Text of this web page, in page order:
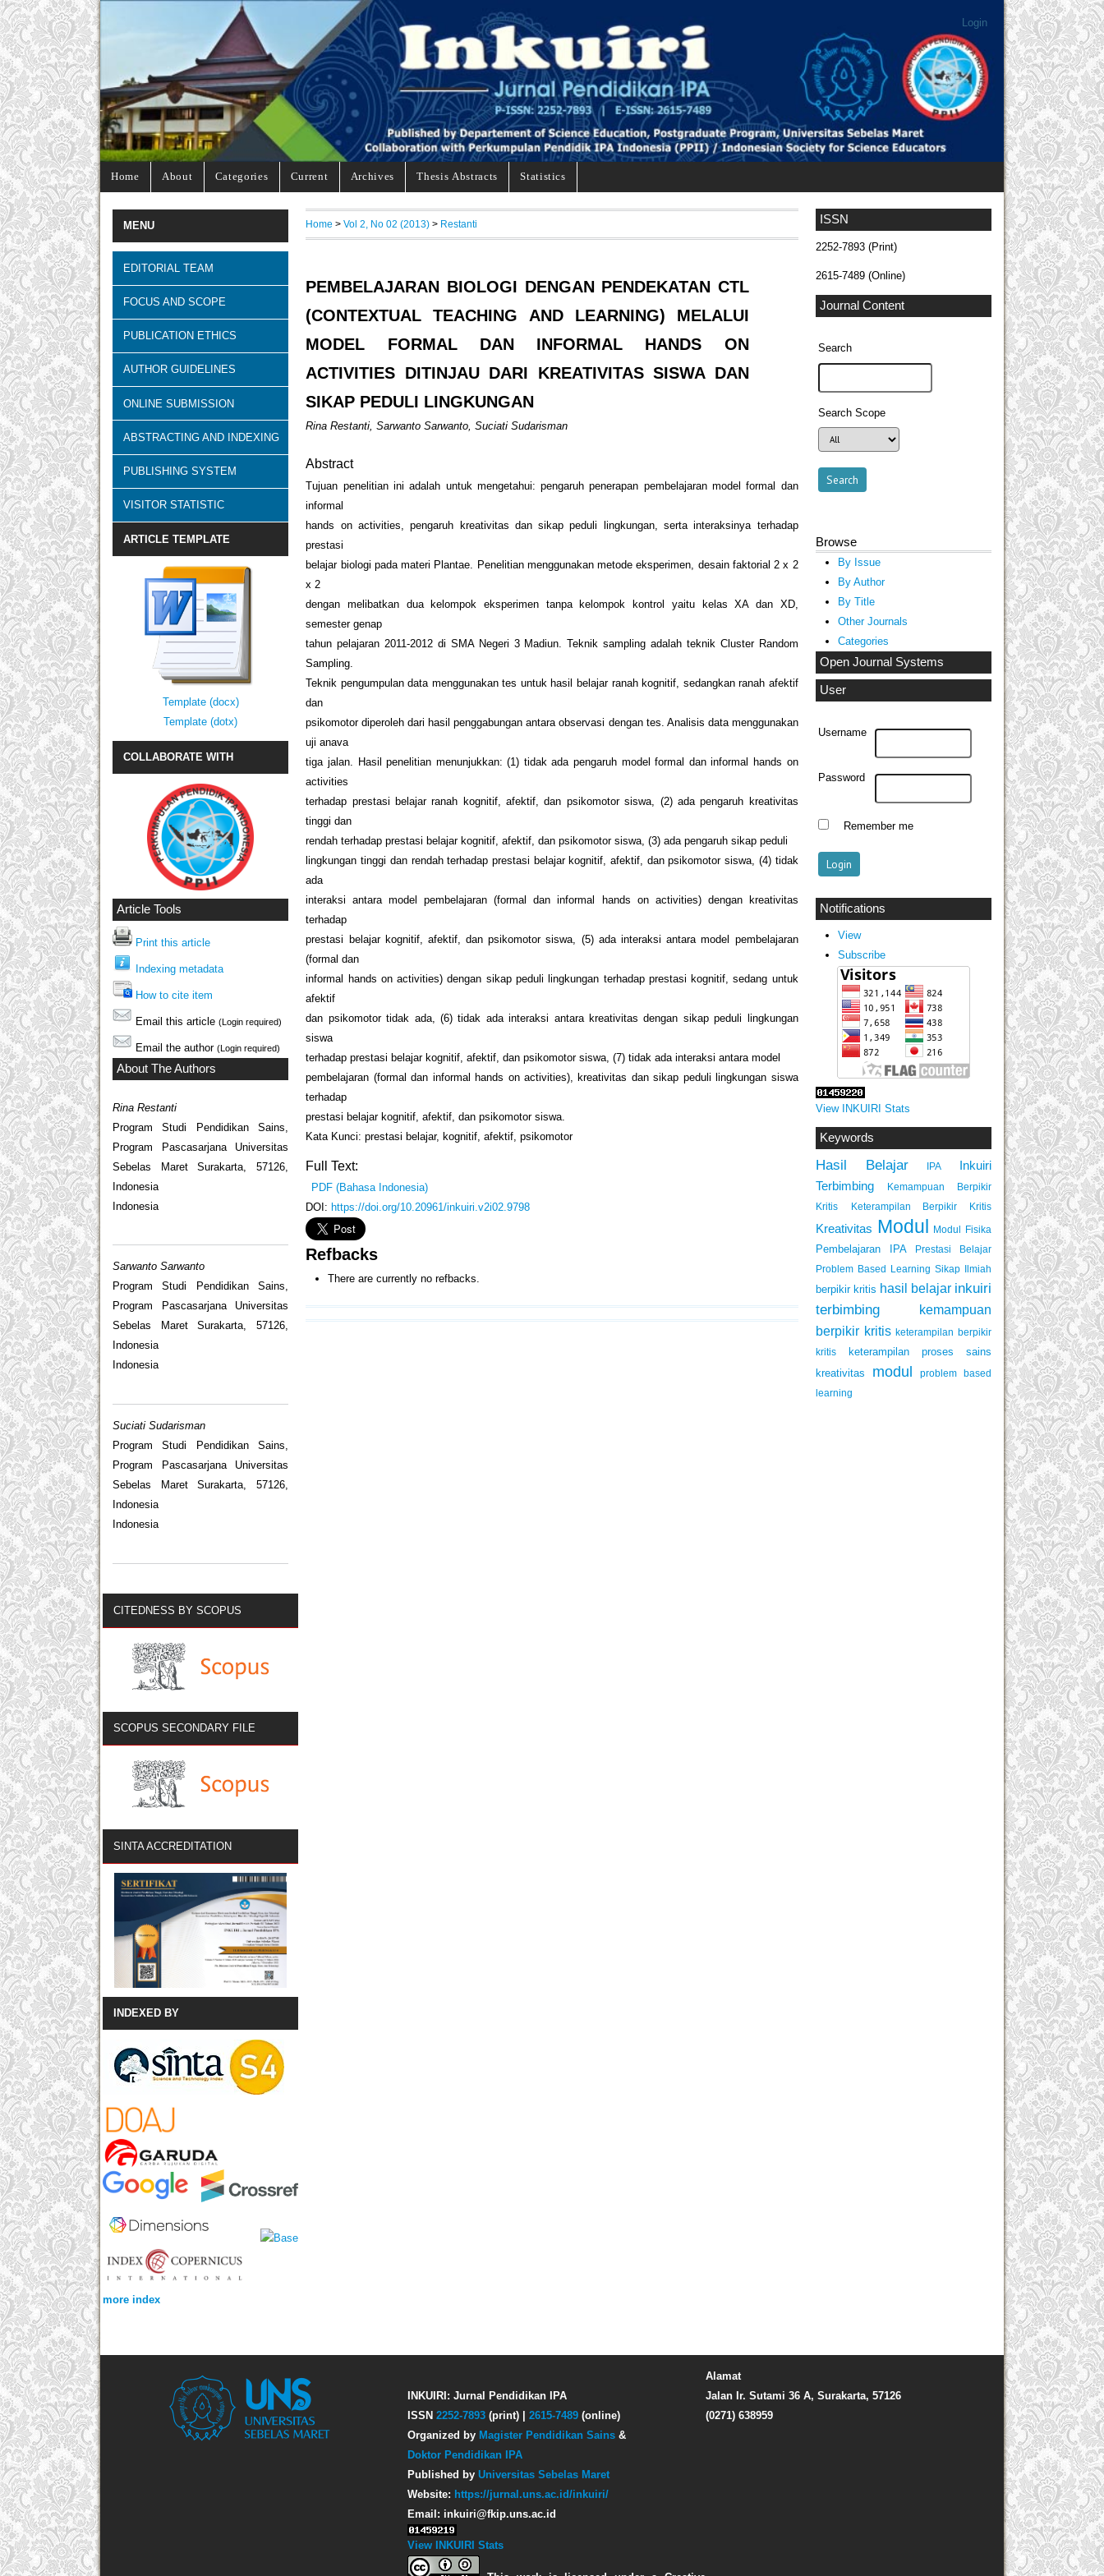
Login
Home About Categories Current Archives Thesis Abstracts Statistics
ISSN
2252-7893 (Print)
2615-7489 (Online)
Journal Content
Search
Search Scope
Browse
By Issue
By Author
By Title
Other Journals
Categories
Open Journal Systems
User
Username
Password
Remember me
Notifications
View
Subscribe
View INKUIRI Stats
Keywords
Hasil Belajar IPA
Inkuiri
Terbimbing
Kemampuan Berpikir
Kritis
Keterampilan Berpikir Kritis
Kreativitas Modul Modul Fisika
Pembelajaran IPA
Prestasi Belajar
Problem Based Learning Sikap Ilmiah
berpikir kritis hasil belajar inkuiri
terbimbing
kemampuan
berpikir kritis keterampilan berpikir
kritis
keterampilan proses sains
kreativitas
modul
problem based
learning
MENU
EDITORIAL TEAM
FOCUS AND SCOPE
PUBLICATION ETHICS
AUTHOR GUIDELINES
ONLINE SUBMISSION
ABSTRACTING AND INDEXING
PUBLISHING SYSTEM
VISITOR STATISTIC
ARTICLE TEMPLATE
Template (docx)
Template (dotx)
COLLABORATE WITH
Article Tools
Print this article
Indexing metadata
How to cite item
Email this article (Login required)
Email the author (Login required)
About The Authors
Rina Restanti
Program Studi Pendidikan Sains,
Program Pascasarjana Universitas
Sebelas Maret Surakarta, 57126,
Indonesia
Indonesia
Sarwanto Sarwanto
Program Studi Pendidikan Sains,
Program Pascasarjana Universitas
Sebelas Maret Surakarta, 57126,
Indonesia
Indonesia
Suciati Sudarisman
Program Studi Pendidikan Sains,
Program Pascasarjana Universitas
Sebelas Maret Surakarta, 57126,
Indonesia
Indonesia
CITEDNESS BY SCOPUS
SCOPUS SECONDARY FILE
SINTA ACCREDITATION
INDEXED BY
more index
Home >Vol 2, No 02 (2013) > Restanti
PEMBELAJARAN BIOLOGI DENGAN PENDEKATAN CTL
(CONTEXTUAL TEACHING AND LEARNING) MELALUI
MODEL FORMAL DAN INFORMAL HANDS ON
ACTIVITIES DITINJAU DARI KREATIVITAS SISWA DAN
SIKAP PEDULI LINGKUNGAN
Rina Restanti, Sarwanto Sarwanto, Suciati Sudarisman
Abstract
Tujuan penelitian ini adalah untuk mengetahui: pengaruh penerapan pembelajaran model formal dan
informal
hands on activities, pengaruh kreativitas dan sikap peduli lingkungan, serta interaksinya terhadap
prestasi
belajar biologi pada materi Plantae. Penelitian menggunakan metode eksperimen, desain faktorial 2 x 2
x 2
dengan melibatkan dua kelompok eksperimen tanpa kelompok kontrol yaitu kelas XA dan XD,
semester genap
tahun pelajaran 2011-2012 di SMA Negeri 3 Madiun. Teknik sampling adalah teknik Cluster Random
Sampling.
Teknik pengumpulan data menggunakan tes untuk hasil belajar ranah kognitif, sedangkan ranah afektif
dan
psikomotor diperoleh dari hasil penggabungan antara observasi dengan tes. Analisis data menggunakan
uji anava
tiga jalan. Hasil penelitian menunjukkan: (1) tidak ada pengaruh model formal dan informal hands on
activities
terhadap prestasi belajar ranah kognitif, afektif, dan psikomotor siswa, (2) ada pengaruh kreativitas
tinggi dan
rendah terhadap prestasi belajar kognitif, afektif, dan psikomotor siswa, (3) ada pengaruh sikap peduli
lingkungan tinggi dan rendah terhadap prestasi belajar kognitif, afektif, dan psikomotor siswa, (4) tidak
ada
interaksi antara model pembelajaran (formal dan informal hands on activities) dengan kreativitas
terhadap
prestasi belajar kognitif, afektif, dan psikomotor siswa, (5) ada interaksi antara model pembelajaran
(formal dan
informal hands on activities) dengan sikap peduli lingkungan terhadap prestasi kognitif, sedang untuk
afektif
dan psikomotor tidak ada, (6) tidak ada interaksi antara kreativitas dengan sikap peduli lingkungan
siswa
terhadap prestasi belajar kognitif, afektif, dan psikomotor siswa, (7) tidak ada interaksi antara model
pembelajaran (formal dan informal hands on activities), kreativitas dan sikap peduli lingkungan siswa
terhadap
prestasi belajar kognitif, afektif, dan psikomotor siswa.
Kata Kunci: prestasi belajar, kognitif, afektif, psikomotor
Full Text:
PDF (Bahasa Indonesia)
DOI: https://doi.org/10.20961/inkuiri.v2i02.9798
Refbacks
There are currently no refbacks.
Alamat
Jalan Ir. Sutami 36 A, Surakarta, 57126
(0271) 638959
INKUIRI: Jurnal Pendidikan IPA
ISSN 2252-7893 (print) | 2615-7489 (online)
Organized by Magister Pendidikan Sains &
Doktor Pendidikan IPA
Published by Universitas Sebelas Maret
Website: https://jurnal.uns.ac.id/inkuiri/
Email: inkuiri@fkip.uns.ac.id
View INKUIRI Stats